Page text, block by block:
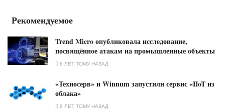
Рекомендуемое
Trend Micro опубликовала исследование,
посвящённое атакам на промышленные объекты
6 ЛЕТ ТОМУ НАЗАД
«Техносерв» и Winnum запустили сервис «IIoT из
облака»
6 ЛЕТ ТОМУ НАЗАД